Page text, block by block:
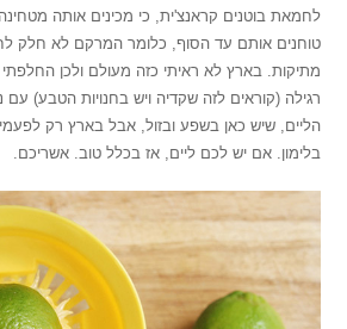
לחמאת בוטנים קראנצ'ית, כי מכינים אותה
טוחנים אותם עד הסוף, כלומר המרקם לא חלק
מתיקות. בארץ לא ראיתי כזה מעולם ולכן
רגילה (קוראים לזה שקדיה ויש בחנויות הטבע)
הליים, שיש כאן בשפע ובזול, אבל בארץ רק
בלימון. אם יש לכם ליים, אז בכלל טוב. אשריכם.